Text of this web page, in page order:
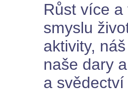
Růst více
smyslu
aktivity,
naše dary
a